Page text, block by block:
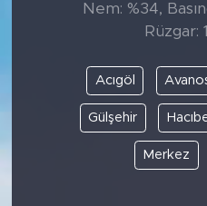
Nem: %34,
Rüzgar:
Acıgöl
Gülşehir
Merkez